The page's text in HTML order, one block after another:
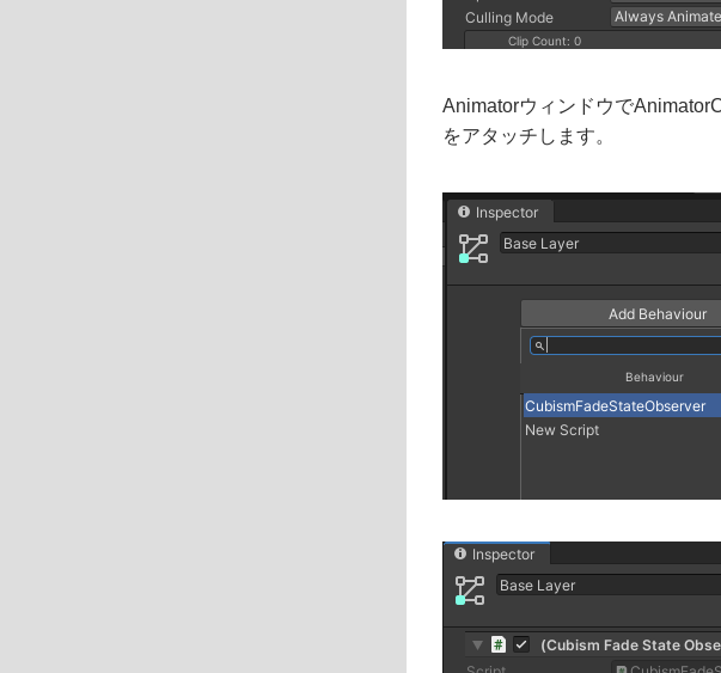
Animatorウィンドウで
をアタッチします。